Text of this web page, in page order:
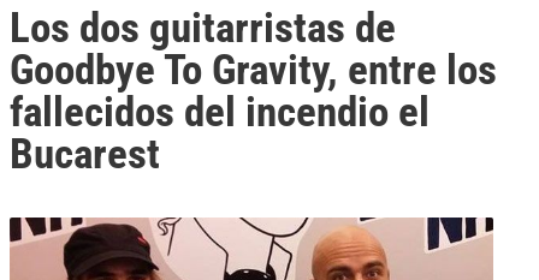
Los dos guitarristas de
Goodbye To Gravity, entre los
fallecidos del incendio el
Bucarest